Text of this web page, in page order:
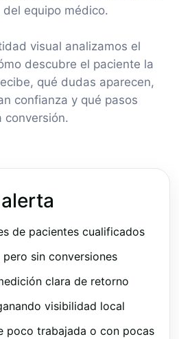
equipo médico.
visual analizamos el
descubre el paciente la
qué dudas aparecen,
confianza y qué pasos
conversión.
de pacientes cualificados
sin conversiones
clara de retorno
visibilidad local
poco trabajada o con pocas